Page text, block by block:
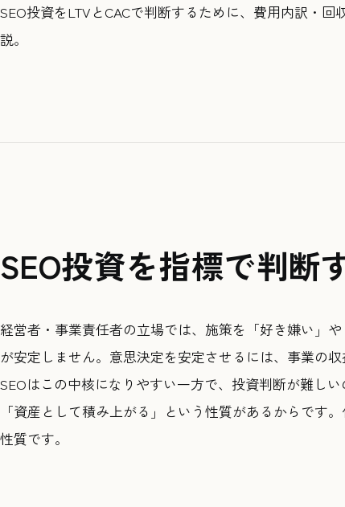
SEO投資をLTVとCACで判断するために、費用内訳・
説。
SEO投資を指標で判断
経営者・事業責任者の立場では、施策を「好き嫌い」
が安定しません。意思決定を安定させるには、事業の
SEOはこの中核になりやすい一方で、投資判断が難し
「資産として積み上がる」という性質があるからです
性質です。